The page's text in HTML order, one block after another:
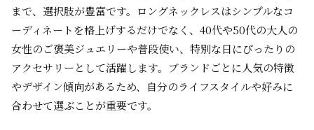
まで、選択肢が豊富です。ロングネックレスはシンプルなコ
ーディネートを格上げするだけでなく、40代や50代の大人の
女性のご褒美ジュエリーや普段使い、特別な日にぴったりの
アクセサリーとして活躍します。ブランドごとに人気の特徴
やデザイン傾向があるため、自分のライフスタイルや好みに
合わせて選ぶことが重要です。